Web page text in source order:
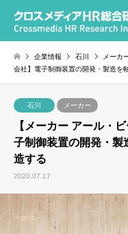
企業情報 石川 メーカ
会社】電子制御装置の開発・製造を
石川 メーカー
【メーカー アール・
子制御装置の開発・製
造する
2020.07.17